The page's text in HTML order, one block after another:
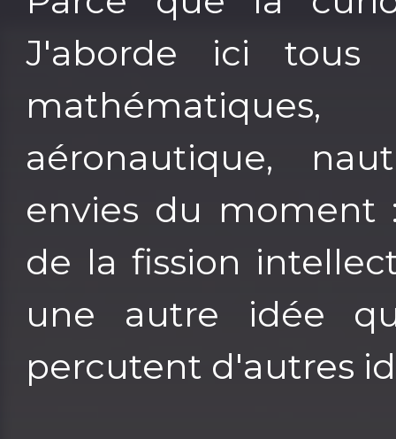
J'aborde ici tous
mathématiques,
aéronautique,
envies du moment
de la fission
une autre idée
percutent d'autres